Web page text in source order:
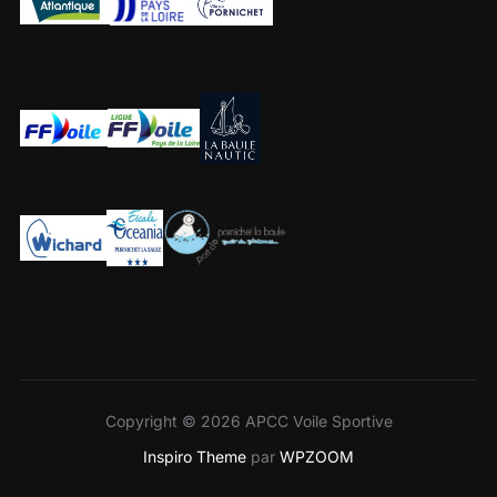
Copyright © 2026 APCC Voile Sportive
Inspiro Theme par WPZOOM